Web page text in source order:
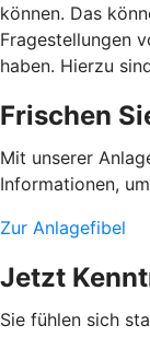
können. Das
Fragestellungen
haben. Hierzu
Frischen
Mit unserer
Informationen,
Zur Anlagefibel
Jetzt
Sie fühlen sich